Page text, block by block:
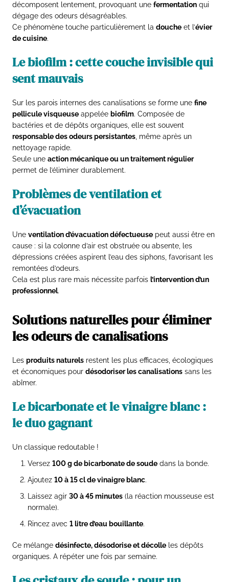
décomposent lentement, provoquant une fermentation qui
dégage des odeurs désagréables.
Ce phénomène touche particulièrement la douche et l’évier
de cuisine.
Le biofilm : cette couche invisible qui
sent mauvais
Sur les parois internes des canalisations se forme une fine
pellicule visqueuse appelée biofilm. Composée de
bactéries et de dépôts organiques, elle est souvent
responsable des odeurs persistantes , même après un
nettoyage rapide.
Seule une action mécanique ou un traitement régulier
permet de l’éliminer durablement.
Problèmes de ventilation et
d’évacuation
Une ventilation d’évacuation défectueuse peut aussi être en
cause : si la colonne d’air est obstruée ou absente, les
dépressions créées aspirent l’eau des siphons, favorisant les
remontées d’odeurs.
Cela est plus rare mais nécessite parfois l’intervention d’un
professionnel.
Solutions naturelles pour éliminer
les odeurs de canalisations
Les produits naturels restent les plus efficaces, écologiques
et économiques pour désodoriser les canalisations sans les
abîmer.
Le bicarbonate et le vinaigre blanc :
le duo gagnant
Un classique redoutable !
Versez 100 g de bicarbonate de soude dans la bonde.
Ajoutez 10 à 15 cl de vinaigre blanc.
Laissez agir 30 à 45 minutes (la réaction mousseuse est
normale).
Rincez avec 1 litre d’eau bouillante.
Ce mélange désinfecte, désodorise et décolle les dépôts
organiques. A répéter une fois par semaine.